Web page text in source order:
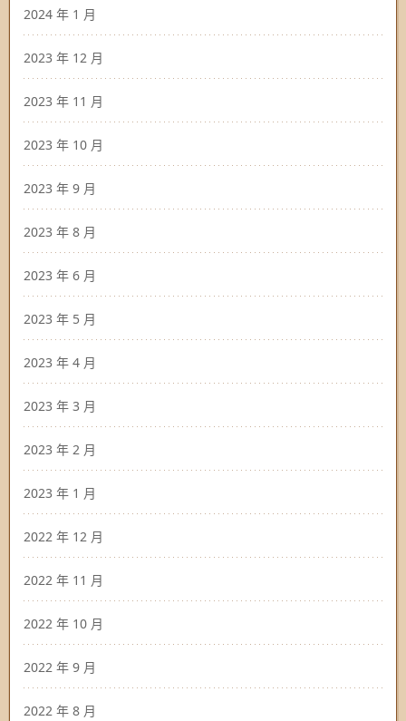
2024 年 1 月
2023 年 12 月
2023 年 11 月
2023 年 10 月
2023 年 9 月
2023 年 8 月
2023 年 6 月
2023 年 5 月
2023 年 4 月
2023 年 3 月
2023 年 2 月
2023 年 1 月
2022 年 12 月
2022 年 11 月
2022 年 10 月
2022 年 9 月
2022 年 8 月